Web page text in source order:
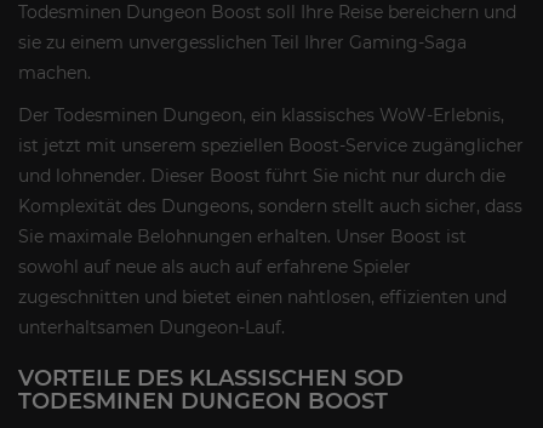
Todesminen Dungeon Boost soll Ihre Reise bereichern und
sie zu einem unvergesslichen Teil Ihrer Gaming-Saga
machen.
Der Todesminen Dungeon, ein klassisches WoW-Erlebnis,
ist jetzt mit unserem speziellen Boost-Service zugänglicher
und lohnender. Dieser Boost führt Sie nicht nur durch die
Komplexität des Dungeons, sondern stellt auch sicher, dass
Sie maximale Belohnungen erhalten. Unser Boost ist
sowohl auf neue als auch auf erfahrene Spieler
zugeschnitten und bietet einen nahtlosen, effizienten und
unterhaltsamen Dungeon-Lauf.
VORTEILE DES KLASSISCHEN SOD
TODESMINEN DUNGEON BOOST